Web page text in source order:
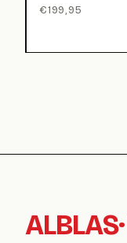
€199,95
ALBLAS·